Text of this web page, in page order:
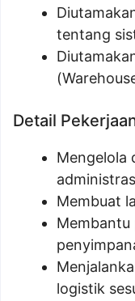
tentang
Detail
Mengelola
Membuat
Membantu
logistik